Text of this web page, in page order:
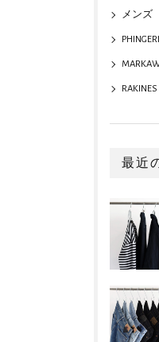
メンズ
RAKINES
最近